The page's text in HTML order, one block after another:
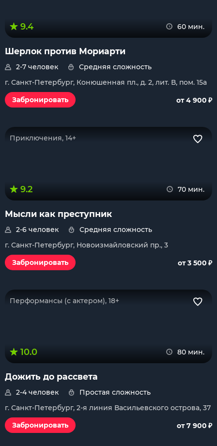
9.4 60 мин.
Шерлок против Мориарти
2-7 человек
Средняя сложность
г. Санкт-Петербург, Конюшенная пл., д. 2, лит. В, пом. 15a
Забронировать
от 4 900 ₽
Приключения, 14+
9.2 70 мин.
Мысли как преступник
2-6 человек
Средняя сложность
г. Санкт-Петербург, Новоизмайловский пр., 3
Забронировать
от 3 500 ₽
Перформансы (с актером), 18+
10.0 80 мин.
Дожить до рассвета
2-4 человек
Простая сложность
г. Санкт-Петербург, 2-я линия Васильевского острова, 37
Забронировать
от 7 900 ₽